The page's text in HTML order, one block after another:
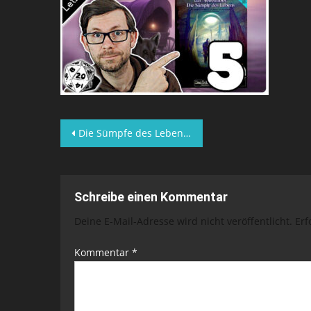
Beitragsnavigation
Die Sümpfe des Lebens – DSA-Abenteuer – Lets Play Folge 5
Schreibe einen Kommentar
Deine E-Mail-Adresse wird nicht veröffentlicht.
Kommentar *